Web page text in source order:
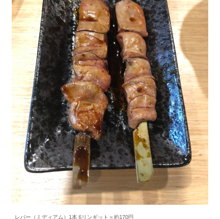
レバー（ミディアム）1本 6リンギット＝約170円